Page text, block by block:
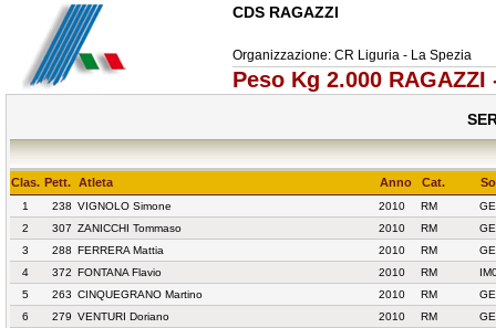
CDS RAGAZZI
Organizzazione: CR Liguria - La Spezia
Peso Kg 2.000 RAGAZZI
Clas. Pett. Atleta Anno Cat.
1 238 VIGNOLO Simone 2010 RM
2
307 ZANICCHI Tommaso 2010 RM
3
288 FERRERA Mattia 2010 RM
4
372 FONTANA Flavio 2010 RM
5
263 CINQUEGRANO Martino 2010 RM
6
279 VENTURI Doriano 2010 RM